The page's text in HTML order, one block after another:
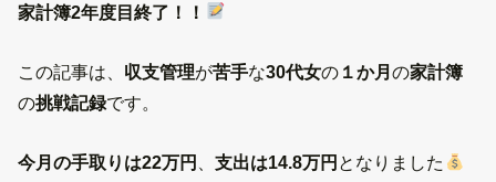
家計簿2年度目終了！！
この記事は、 収支管理が苦手な30代女の １か月の家計簿
の挑戦記録です。
今月の手取りは22万円 、支出は14.8万円 となりました